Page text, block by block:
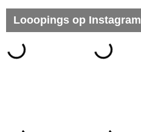
Looopings op Instagram